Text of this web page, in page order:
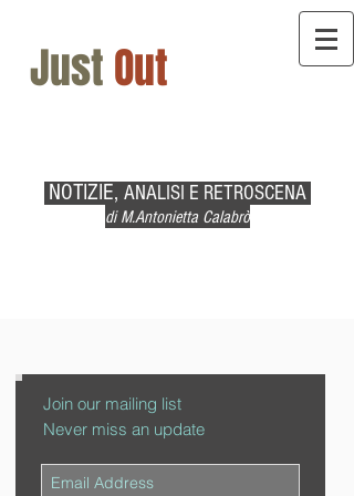
NOTIZIE, ANALISI E RETROSCENA
di M.Antonietta Calabrò
JustOut
Join our mailing list
Never miss an update